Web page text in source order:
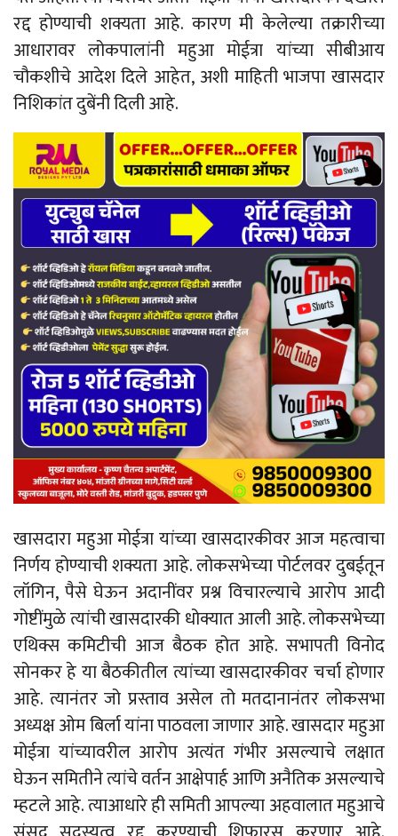
रद्द होण्याची शक्यता आहे. कारण मी केलेल्या तक्रारीच्या
आधारावर लोकपालांनी महुआ मोईत्रा यांच्या सीबीआय
चौकशीचे आदेश दिले आहेत, अशी माहिती भाजपा खासदार
निशिकांत दुबेंनी दिली आहे.
खासदारा महुआ मोईत्रा यांच्या खासदारकीवर आज महत्वाचा
निर्णय होण्याची शक्यता आहे. लोकसभेच्या पोर्टलवर दुबईतून
लॉगिन, पैसे घेऊन अदानींवर प्रश्न विचारल्याचे आरोप आदी
गोष्टींमुळे त्यांची खासदारकी धोक्यात आली आहे. लोकसभेच्या
एथिक्स कमिटीची आज बैठक होत आहे. सभापती विनोद
सोनकर हे या बैठकीतील त्यांच्या खासदारकीवर चर्चा होणार
आहे. त्यानंतर जो प्रस्ताव असेल तो मतदानानंतर लोकसभा
अध्यक्ष ओम बिर्ला यांना पाठवला जाणार आहे. खासदार महुआ
मोईत्रा यांच्यावरील आरोप अत्यंत गंभीर असल्याचे लक्षात
घेऊन समितीने त्यांचे वर्तन आक्षेपार्ह आणि अनैतिक असल्याचे
म्हटले आहे. त्याआधारे ही समिती आपल्या अहवालात महुआचे